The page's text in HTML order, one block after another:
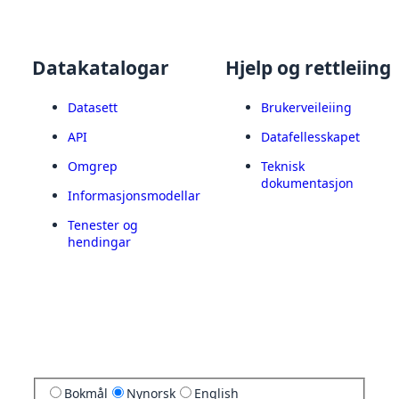
Datakatalogar
Datasett
API
Omgrep
Informasjonsmodellar
Tenester og
hendingar
Hjelp og rettleiing
Brukerveileiing
Datafellesskapet
Teknisk
dokumentasjon
Bokmål Nynorsk English